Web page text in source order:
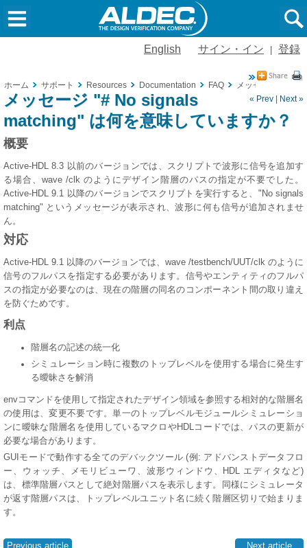
English サイン・イン 登録
ホーム サポート Resources Documentation FAQ
メッセージ "# No
« Prev
Next »
メッセージ "# No signals
matching" は何を意味していますか？
概要
Active-HDL 8.3 以前のバージョンでは、スクリプトで波形に信号を追加す
る場合、wave /clk のようにデザイン階層のパスの指定が不要でした。
Active-HDL 9.1 以降のバージョンでスクリプトを実行すると、"No signals
matching" というメッセージが表示され、波形に何も信号が追加されませ
ん。
対応
Active-HDL 9.1 以降のバージョンでは、wave /testbench/UUT/clk のように
信号のフルパスを指定する必要があります。信号やエンティティのフルパ
スの指定が必要なのは、現在の階層の同名のコンポーネント間の取り違え
を防ぐためです。
利点
階層名の記述の統一化
シミュレーション時に複数のトップレベルを使用する場合に発生す
る曖昧さを解消
envコマンドを使用して指定されたデザイン領域を参照する相対的な階層名
の使用は、変更不要です。単一のトップレベルモジュールシミュレーショ
ンに曖昧な階層名を使用しているマクロやHDLコードでは、パスの更新が
必要な場合があります。
GUIモードで動作する全てのデバックツール (例: アドバンストデータフロ
ー、ウォッチ、メモリビューワ、波形ウィンドウ、HDL エディタなど)
は、標準階層パスとして絶対階層パスを表示します。同様にシミュレータ
が返す階層パスは、トップレベルユニット名に続く階層区切りで始まりま
す。
Previous article Next article